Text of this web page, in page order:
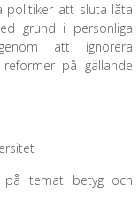
politiker att sluta låta
grund i personliga
att ignorera
på gällande
på temat betyg och